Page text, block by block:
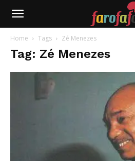
Farofafá
Home Tags Zé Menezes
Tag: Zé Menezes